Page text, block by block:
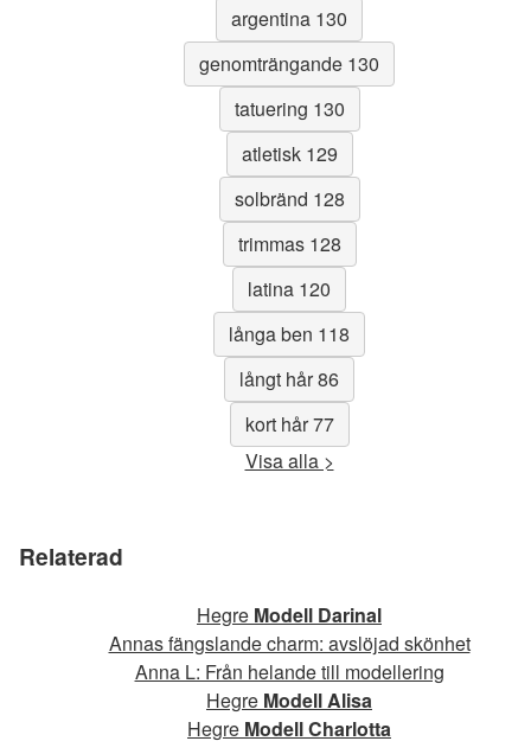
argentina 130
genomträngande 130
tatuering 130
atletisk 129
solbränd 128
trimmas 128
latina 120
långa ben 118
långt hår 86
kort hår 77
Visa alla >
Relaterad
Hegre Modell Darinal
Annas fängslande charm: avslöjad skönhet
Anna L: Från helande till modellering
Hegre Modell Alisa
Hegre Modell Charlotta